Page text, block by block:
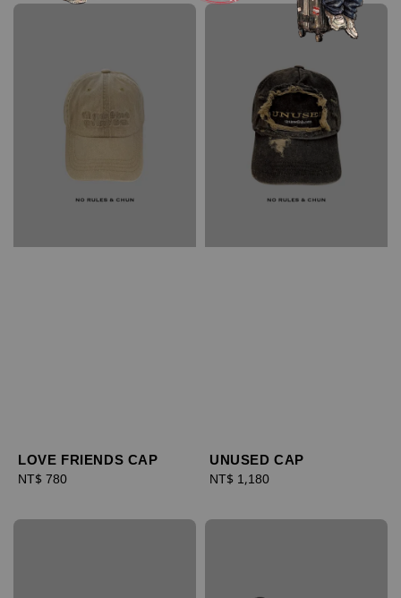
LOVE FRIENDS CAP
Regular
NT$ 780
UNUSED CAP
Regular
NT$ 1,180